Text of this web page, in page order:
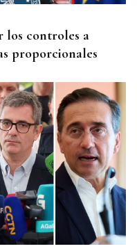
los controles a
proporcionales